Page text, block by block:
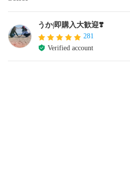
うか|即購入大歓迎❣️
281
Verified account